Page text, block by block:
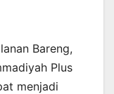
Bareng,
Plus
menjadi